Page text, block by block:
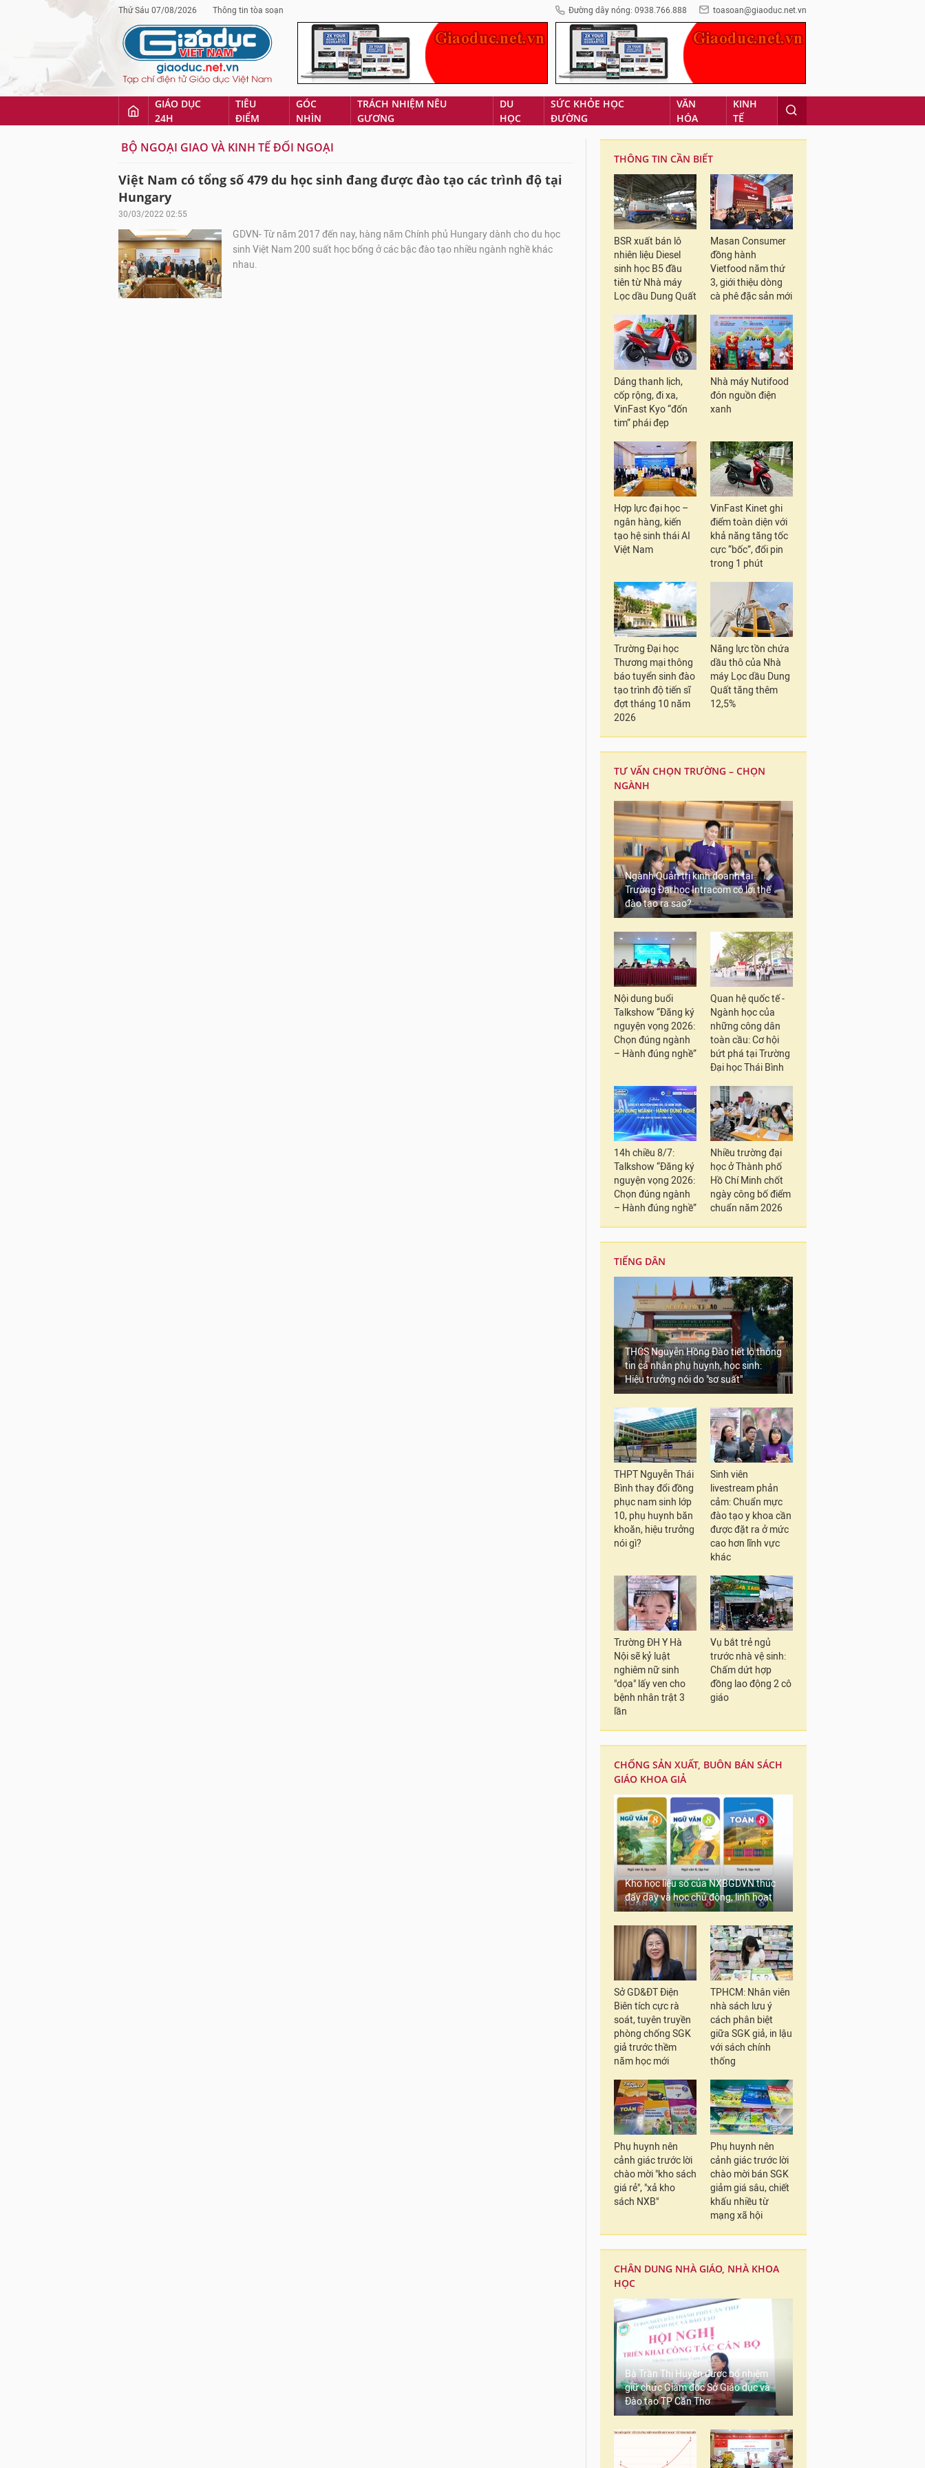
Thứ Sáu 07/08/2026 Thông tin tòa soạn Đường dây nóng: 0938.766.888 toasoan@giaoduc.net.vn
GIÁO DỤC
24H
TIÊU
ĐIỂM
GÓC
NHÌN
TRÁCH NHIỆM NÊU
GƯƠNG
DU
HỌC
SỨC KHỎE HỌC
ĐƯỜNG
VĂN
HÓA
KINH
TẾ
BỘ NGOẠI GIAO VÀ KINH TẾ ĐỐI NGOẠI
Việt Nam có tổng số 479 du học sinh đang được đào tạo các trình độ tại
Hungary
30/03/2022 02:55
GDVN- Từ năm 2017 đến nay, hàng năm Chính phủ Hungary dành cho du học
sinh Việt Nam 200 suất học bổng ở các bậc đào tạo nhiều ngành nghề khác
nhau.
THÔNG TIN CẦN BIẾT
BSR xuất bán lô
nhiên liệu Diesel
sinh học B5 đầu
tiên từ Nhà máy
Lọc dầu Dung Quất
Masan Consumer
đồng hành
Vietfood năm thứ
3, giới thiệu dòng
cà phê đặc sản mới
Dáng thanh lịch,
cốp rộng, đi xa,
VinFast Kyo “đốn
tim” phái đẹp
Nhà máy Nutifood
đón nguồn điện
xanh
Hợp lực đại học –
ngân hàng, kiến
tạo hệ sinh thái AI
Việt Nam
VinFast Kinet ghi
điểm toàn diện với
khả năng tăng tốc
cực “bốc”, đổi pin
trong 1 phút
Trường Đại học
Thương mại thông
báo tuyển sinh đào
tạo trình độ tiến sĩ
đợt tháng 10 năm
2026
Năng lực tồn chứa
dầu thô của Nhà
máy Lọc dầu Dung
Quất tăng thêm
12,5%
TƯ VẤN CHỌN TRƯỜNG – CHỌN
NGÀNH
Ngành Quản trị kinh doanh tại
Trường Đại học Intracom có lợi thế
đào tạo ra sao?
Nội dung buổi
Talkshow “Đăng ký
nguyện vọng 2026:
Chọn đúng ngành
– Hành đúng nghề”
Quan hệ quốc tế -
Ngành học của
những công dân
toàn cầu: Cơ hội
bứt phá tại Trường
Đại học Thái Bình
14h chiều 8/7:
Talkshow “Đăng ký
nguyện vọng 2026:
Chọn đúng ngành
– Hành đúng nghề”
Nhiều trường đại
học ở Thành phố
Hồ Chí Minh chốt
ngày công bố điểm
chuẩn năm 2026
TIẾNG DÂN
THCS Nguyễn Hồng Đào tiết lộ thông
tin cá nhân phụ huynh, học sinh:
Hiệu trưởng nói do "sơ suất"
THPT Nguyễn Thái
Bình thay đổi đồng
phục nam sinh lớp
10, phụ huynh băn
khoăn, hiệu trưởng
nói gì?
Sinh viên
livestream phản
cảm: Chuẩn mực
đào tạo y khoa cần
được đặt ra ở mức
cao hơn lĩnh vực
khác
Trường ĐH Y Hà
Nội sẽ kỷ luật
nghiêm nữ sinh
"dọa" lấy ven cho
bệnh nhân trật 3
lần
Vụ bắt trẻ ngủ
trước nhà vệ sinh:
Chấm dứt hợp
đồng lao động 2 cô
giáo
CHỐNG SẢN XUẤT, BUÔN BÁN SÁCH
GIÁO KHOA GIẢ
Kho học liệu số của NXBGDVN thúc
đẩy dạy và học chủ động, linh hoạt
Sở GD&ĐT Điện
Biên tích cực rà
soát, tuyên truyền
phòng chống SGK
giả trước thềm
năm học mới
TPHCM: Nhân viên
nhà sách lưu ý
cách phân biệt
giữa SGK giả, in lậu
với sách chính
thống
Phụ huynh nên
cảnh giác trước lời
chào mời "kho sách
giá rẻ", "xả kho
sách NXB"
Phụ huynh nên
cảnh giác trước lời
chào mời bán SGK
giảm giá sâu, chiết
khấu nhiều từ
mạng xã hội
CHÂN DUNG NHÀ GIÁO, NHÀ KHOA
HỌC
Bà Trần Thị Huyền được bổ nhiệm
giữ chức Giám đốc Sở Giáo dục và
Đào tạo TP Cần Thơ